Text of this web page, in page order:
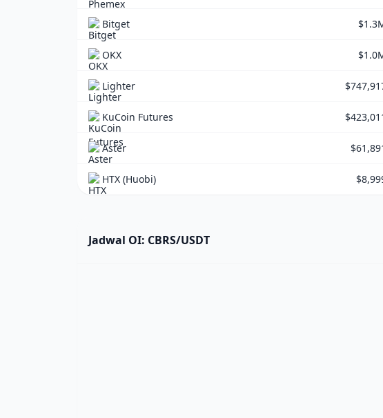
Bitget
OKX
Lighter
KuCoin Futures
Aster
HTX (Huobi)
Jadwal OI: CBRS/USDT